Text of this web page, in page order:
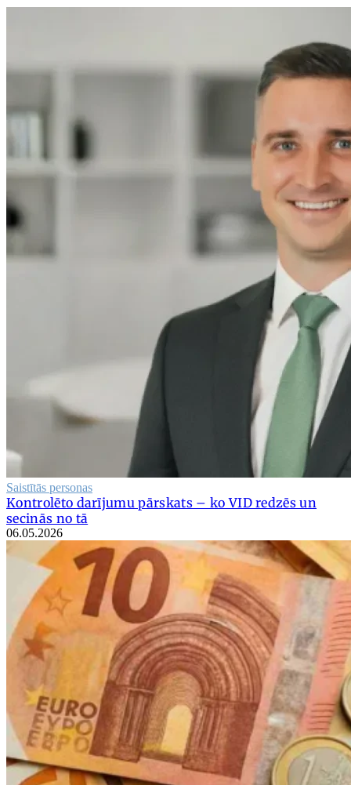
Saistītās personas
Kontrolēto darījumu pārskats – ko VID redzēs un
secinās no tā
06.05.2026